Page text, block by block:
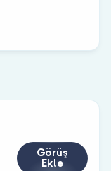
Görüş
Ekle